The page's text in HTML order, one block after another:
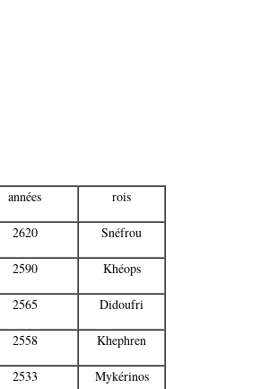
années rois
2620 Snéfrou
2590 Khéops
2565 Didoufri
2558 Khephren
2533 Mykérinos